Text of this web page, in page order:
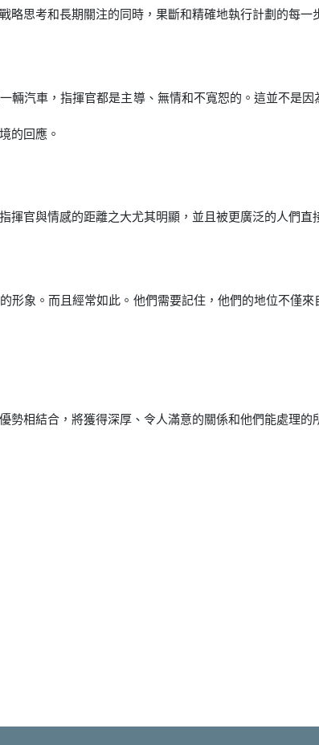
略思考和長期關注的同時，果斷和精確地執行計劃的每一
輛汽車，指揮官都是主導、無情和不寬恕的。這並不是
的回應。
揮官與情感的距離之大尤其明顯，並且被更廣泛的人們直
形象。而且經常如此。他們需要記住，他們的地位不僅
勢相結合，將獲得深厚、令人滿意的關係和他們能處理的